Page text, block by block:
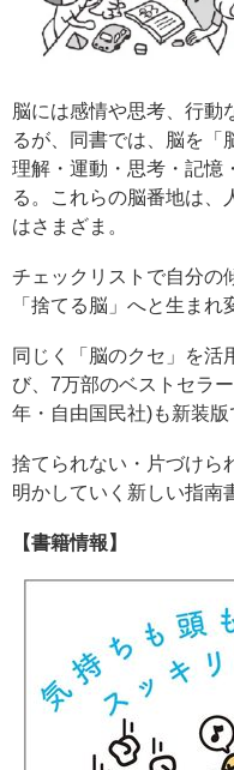
脳には感情や思考、行動
るが、同書では、脳を「
理解・運動・思考・記憶
る。これらの脳番地は、
はさまざま。
チェックリストで自分の
「捨てる脳」へと生まれ
同じく「脳のクセ」を活
び、7万部のベストセラ
年・自由国民社)も新装版
捨てられない・片づけら
明かしていく新しい指南
【書籍情報】